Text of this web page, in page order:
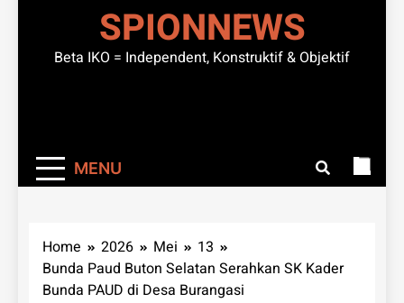
SPIONNEWS
Beta IKO = Independent, Konstruktif & Objektif
MENU
Home 2026 Mei
13
Bunda Paud Buton Selatan Serahkan SK Kader
Bunda PAUD di Desa Burangasi